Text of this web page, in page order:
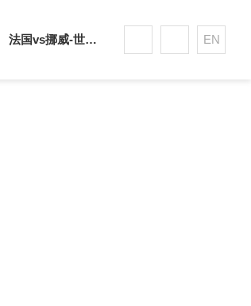
法国vs挪威-世界杯赛事平台 EN